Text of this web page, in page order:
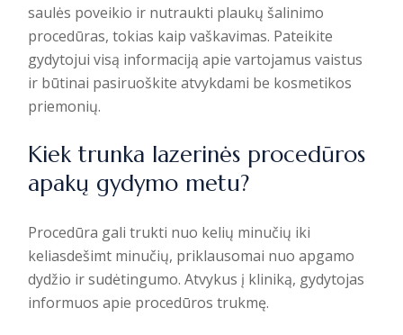
saulės poveikio ir nutraukti plaukų šalinimo
procedūras, tokias kaip vaškavimas. Pateikite
gydytojui visą informaciją apie vartojamus vaistus
ir būtinai pasiruoškite atvykdami be kosmetikos
priemonių.
Kiek trunka lazerinės procedūros
apakų gydymo metu?
Procedūra gali trukti nuo kelių minučių iki
keliasdešimt minučių, priklausomai nuo apgamo
dydžio ir sudėtingumo. Atvykus į kliniką, gydytojas
informuos apie procedūros trukmę.